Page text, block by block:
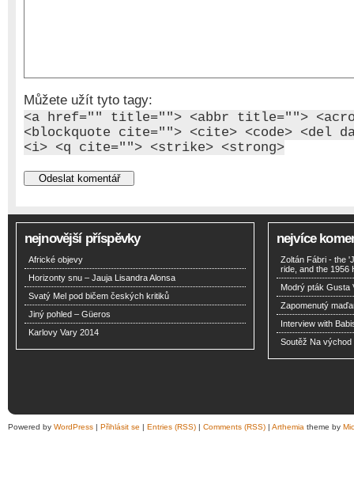
Můžete užít tyto tagy:
<a href="" title=""> <abbr title="">
<blockquote cite=""> <cite> <code> <del
<i> <q cite=""> <strike> <strong>
nejnovější příspěvky
Africké objevy
Horizonty snu – Jauja Lisandra Alonsa
Svatý Mel pod bičem českých kritiků
Jiný pohled – Güeros
Karlovy Vary 2014
nejvíce
Zoltán Fábri - the
ride, and the 1956
Modrý pták Gusta
Zapomenutý
Interview with
Soutěž Na východ
Powered by WordPress | Přihlásit se | Entries (RSS) | Comments (RSS) | Arthemia theme by